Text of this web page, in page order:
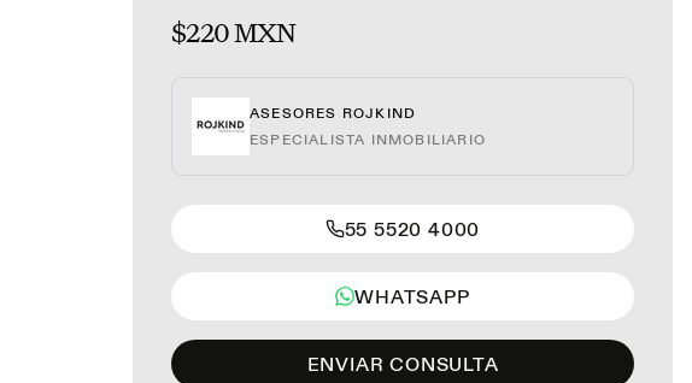
$220 MXN
ASESORES ROJKIND
ESPECIALISTA INMOBILIARIO
55 5520 4000
WHATSAPP
ENVIAR CONSULTA